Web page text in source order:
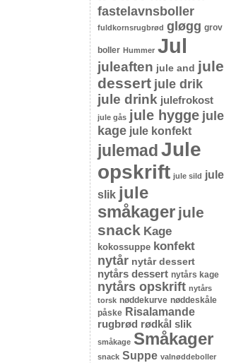
fastelavnsboller
fuldkornsrugbrød gløgg grov
boller Hummer Jul
juleaften jule and jule
dessert jule drik
jule drink julefrokost
jule gås jule hygge jule
kage jule konfekt
julemad Jule
opskrift jule sild jule
slik jule
småkager jule
snack Kage
kokossuppe konfekt
nytår nytår dessert
nytårs dessert nytårs kage
nytårs opskrift nytårs
torsk nøddekurve nøddeskåle
påske Risalamande
rugbrød rødkål slik
småkage Småkager
snack Suppe valnøddeboller